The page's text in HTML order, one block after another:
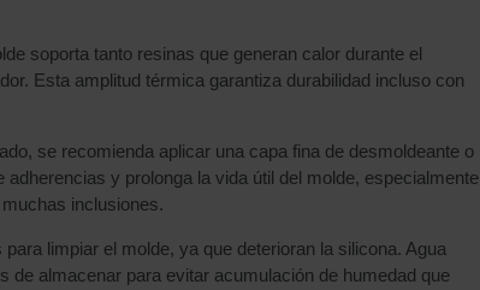
soporta tanto resinas que generan calor durante el
Esta amplitud térmica garantiza durabilidad incluso con
se recomienda aplicar una capa fina de desmoldeante o
y prolonga la vida útil del molde, especialmente
inclusiones.
limpiar el molde, ya que deterioran la silicona. Agua
de almacenar para evitar acumulación de humedad que